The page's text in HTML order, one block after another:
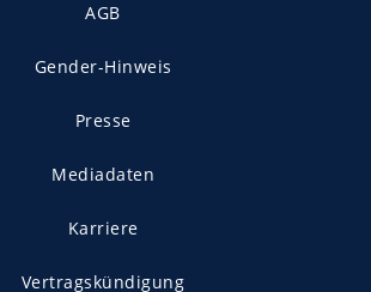
AGB
Gender-Hinweis
Presse
Mediadaten
Karriere
Vertragskündigung